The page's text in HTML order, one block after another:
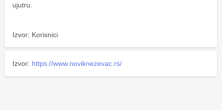
ujutru.
Izvor: Korisnici
Izvor: https://www.noviknezevac.rs/